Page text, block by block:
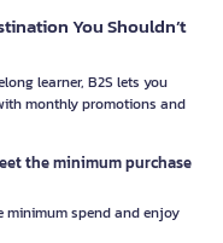
You Shouldn’t
learner, B2S lets you
monthly promotions and
the minimum purchase
minimum spend and enjoy